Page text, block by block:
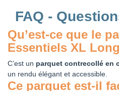
FAQ -
Qu’est-ce que le
Essentiels XL
C’est un parquet contrecollé en
un rendu élégant et accessible.
Ce parquet est-il